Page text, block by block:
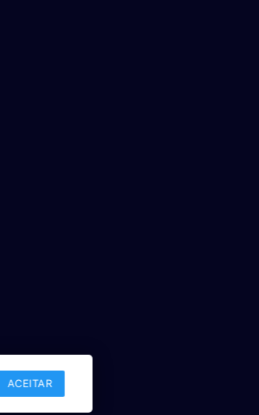
ACEITAR